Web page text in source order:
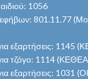
1056
εφήβων: 801.11.77
εξαρτήσεις: 1145
τζόγο: 1114
εξαρτήσεις: 1031